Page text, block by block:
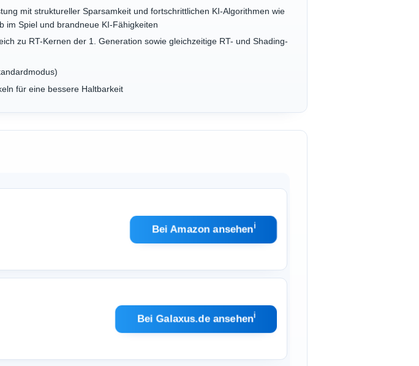
mit struktureller Sparsamkeit und fortschrittlichen KI-Algorithmen wie
im Spiel und brandneue KI-Fähigkeiten
zu RT-Kernen der 1. Generation sowie gleichzeitige RT- und Shading-
für eine bessere Haltbarkeit
Bei Amazon ansehenℹ︎
Bei Galaxus.de ansehenℹ︎